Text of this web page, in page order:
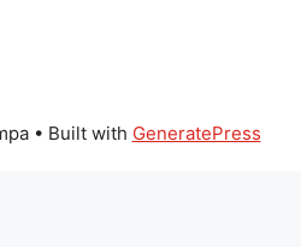
• Built with GeneratePress